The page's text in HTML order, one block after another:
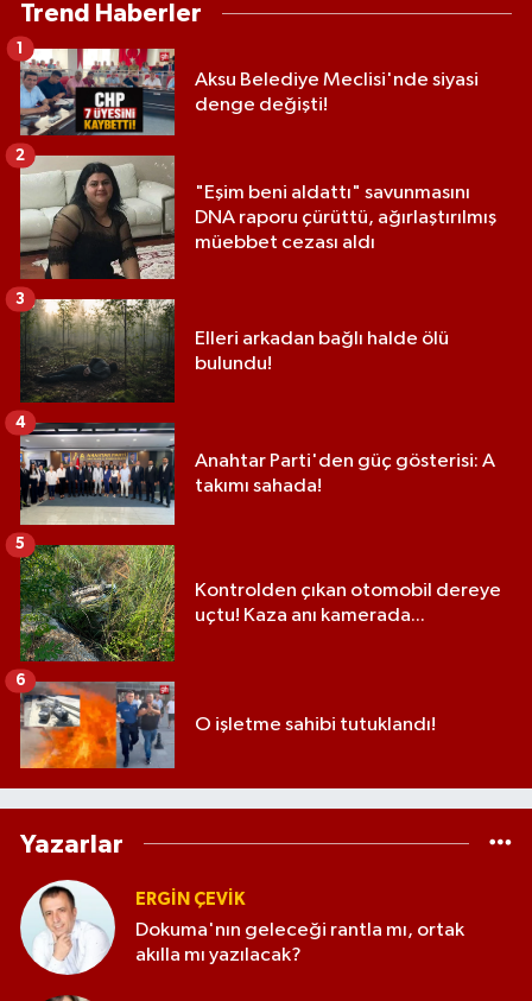
Trend Haberler
Aksu Belediye Meclisi'nde siyasi
denge değişti!
1
"Eşim beni aldattı" savunmasını
DNA raporu çürüttü, ağırlaştırılmış
müebbet cezası aldı
2
Elleri arkadan bağlı halde ölü
bulundu!
3
Anahtar Parti'den güç gösterisi: A
takımı sahada!
4
Kontrolden çıkan otomobil dereye
uçtu! Kaza anı kamerada...
5
O işletme sahibi tutuklandı!
6
Yazarlar
ERGIN ÇEVİK
Dokuma'nın geleceği rantla mı, ortak
akılla mı yazılacak?